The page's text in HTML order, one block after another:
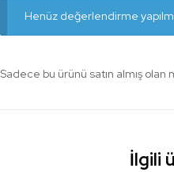
Henüz değerlendirme
Sadece bu ürünü satın almış
İlgili